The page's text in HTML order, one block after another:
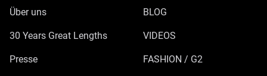
Über uns
30 Years Great Lengths
Presse
BLOG
VIDEOS
FASHION / G2